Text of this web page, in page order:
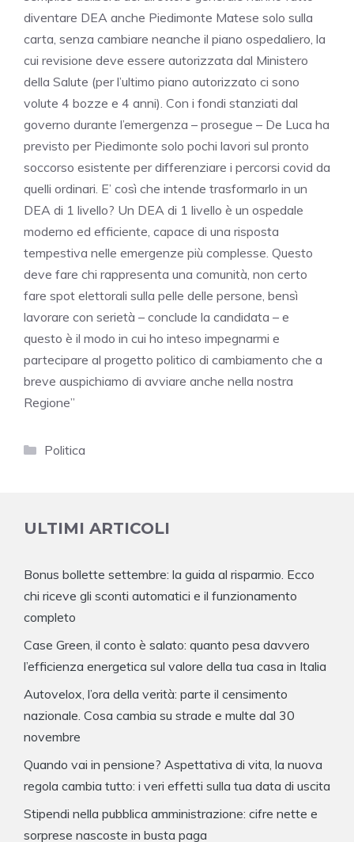
diventare DEA anche Piedimonte Matese solo sulla
carta, senza cambiare neanche il piano ospedaliero, la
cui revisione deve essere autorizzata dal Ministero
della Salute (per l’ultimo piano autorizzato ci sono
volute 4 bozze e 4 anni). Con i fondi stanziati dal
governo durante l’emergenza – prosegue – De Luca ha
previsto per Piedimonte solo pochi lavori sul pronto
soccorso esistente per differenziare i percorsi covid da
quelli ordinari. E’ così che intende trasformarlo in un
DEA di 1 livello? Un DEA di 1 livello è un ospedale
moderno ed efficiente, capace di una risposta
tempestiva nelle emergenze più complesse. Questo
deve fare chi rappresenta una comunità, non certo
fare spot elettorali sulla pelle delle persone, bensì
lavorare con serietà – conclude la candidata – e
questo è il modo in cui ho inteso impegnarmi e
partecipare al progetto politico di cambiamento che a
breve auspichiamo di avviare anche nella nostra
Regione”
Categorie
Politica
ULTIMI ARTICOLI
Bonus bollette settembre: la guida al risparmio. Ecco
chi riceve gli sconti automatici e il funzionamento
completo
Case Green, il conto è salato: quanto pesa davvero
l’efficienza energetica sul valore della tua casa in Italia
Autovelox, l’ora della verità: parte il censimento
nazionale. Cosa cambia su strade e multe dal 30
novembre
Quando vai in pensione? Aspettativa di vita, la nuova
regola cambia tutto: i veri effetti sulla tua data di uscita
Stipendi nella pubblica amministrazione: cifre nette e
sorprese nascoste in busta paga